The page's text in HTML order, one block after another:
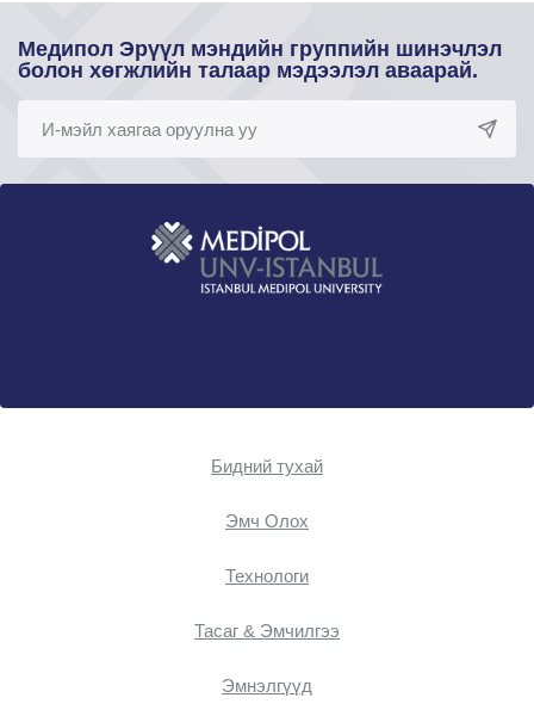
Медипол Эрүүл мэндийн группийн шинэчлэл
болон хөгжлийн талаар мэдээлэл аваарай.
Бидний тухай
Эмч Oлох
Технологи
Тасаг & Эмчилгээ
Эмнэлгүүд